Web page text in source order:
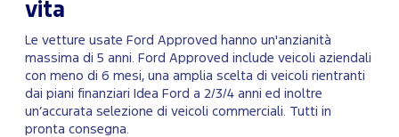
vita
Le vetture usate Ford Approved hanno un'anzianità
massima di 5 anni. Ford Approved include veicoli aziendali
con meno di 6 mesi, una amplia scelta di veicoli rientranti
dai piani finanziari Idea Ford a 2/3/4 anni ed inoltre
un’accurata selezione di veicoli commerciali. Tutti in
pronta consegna.